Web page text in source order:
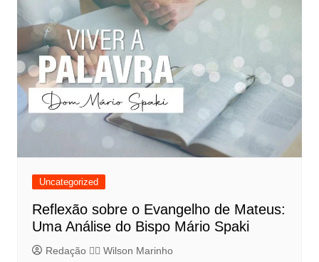
Uncategorized
Reflexão sobre o Evangelho de Mateus:
Uma Análise do Bispo Mário Spaki
Redação 👨‍⚖️​ Wilson Marinho